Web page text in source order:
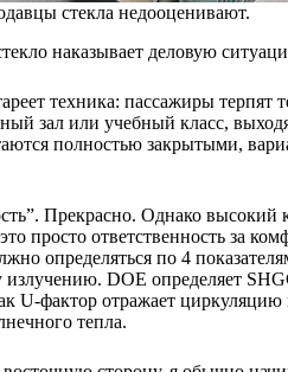
стекла недооценивают.
наказывает деловую
техника: пассажиры терпят
зал или учебный класс,
полностью закрытыми,
Прекрасно. Однако
просто ответственность за
определяться по 4
DOE определяет
U-фактор отражает
тепла.